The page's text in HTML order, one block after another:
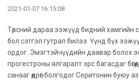
2021-01-07 16:15:08
Төрсний дараа ээжүүд бидний хамгийн
бол сэтгэл гутрал билээ. Үүнд бүх
ордог. Эмэгтэйчүүдийн даавар болох
прогестроны ялгаралт эрс багасдаг
санааг өөдрөг болгодог Серитонин буюу